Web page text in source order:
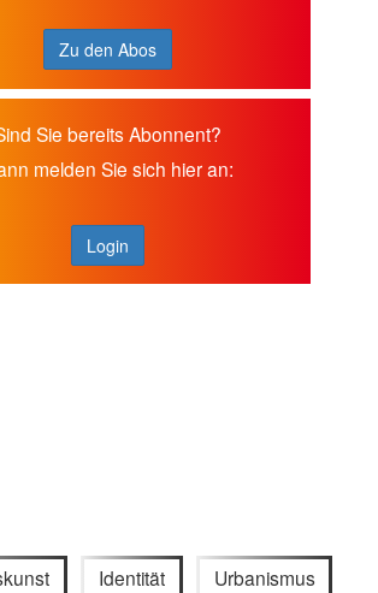
Zu den Abos
Sie bereits Abonnent?
melden Sie sich hier an:
Login
Identität Urbanismus